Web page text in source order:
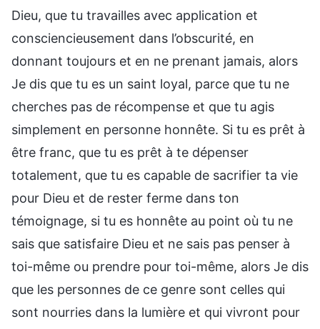
Dieu, que tu travailles avec application et
consciencieusement dans l’obscurité, en
donnant toujours et en ne prenant jamais, alors
Je dis que tu es un saint loyal, parce que tu ne
cherches pas de récompense et que tu agis
simplement en personne honnête. Si tu es prêt à
être franc, que tu es prêt à te dépenser
totalement, que tu es capable de sacrifier ta vie
pour Dieu et de rester ferme dans ton
témoignage, si tu es honnête au point où tu ne
sais que satisfaire Dieu et ne sais pas penser à
toi-même ou prendre pour toi-même, alors Je dis
que les personnes de ce genre sont celles qui
sont nourries dans la lumière et qui vivront pour